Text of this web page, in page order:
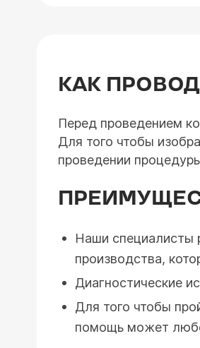
КАК
Перед проведением
Для того чтобы
проведении
Наши специалисты
производства,
Диагностические
Для того чтобы
помощь может